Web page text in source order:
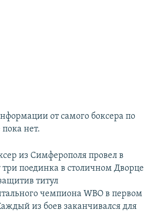
от самого боксера по
нет.
из Симферополя провел в
поединка в столичном Дворце
титул
чемпиона WBO в первом
из боев заканчивался для